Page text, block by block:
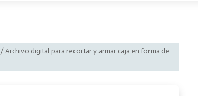
/ Archivo digital para recortar y armar caja en forma de